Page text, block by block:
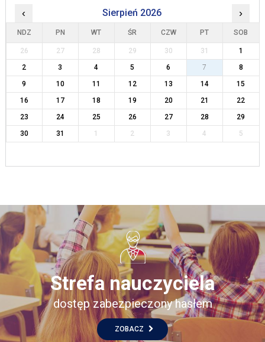
‹ Sierpień 2026 ›
NDZ PN WT ŚR CZW PT SOB
26 27 28 29 30 31
1
2
3 4 5 6 7
8
9
10 11 12 13 14
15
16
17 18 19 20 21
22
23
24 25 26 27 28
29
30
31 1 2 3 4 5
Strefa nauczyciela
dostęp zabezpieczony hasłem
ZOBACZ